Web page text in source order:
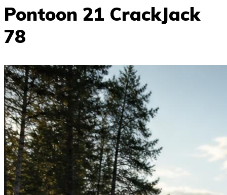
Pontoon 21 CrackJack
78